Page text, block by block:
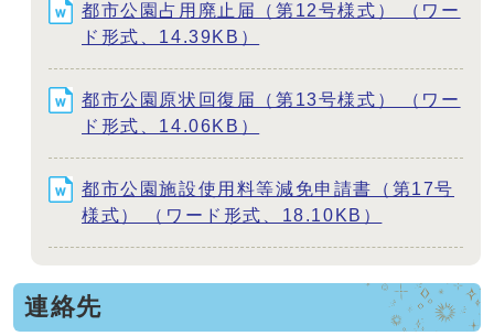
都市公園占用廃止届（第12号様式） （ワー
ド形式、14.39KB）
都市公園原状回復届（第13号様式） （ワー
ド形式、14.06KB）
都市公園施設使用料等減免申請書（第17号
様式） （ワード形式、18.10KB）
連絡先